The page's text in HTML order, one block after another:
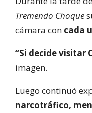
Tremendo Choque
cámara con cada
“Si decide visitar
imagen.
Luego continuó
narcotráfico,